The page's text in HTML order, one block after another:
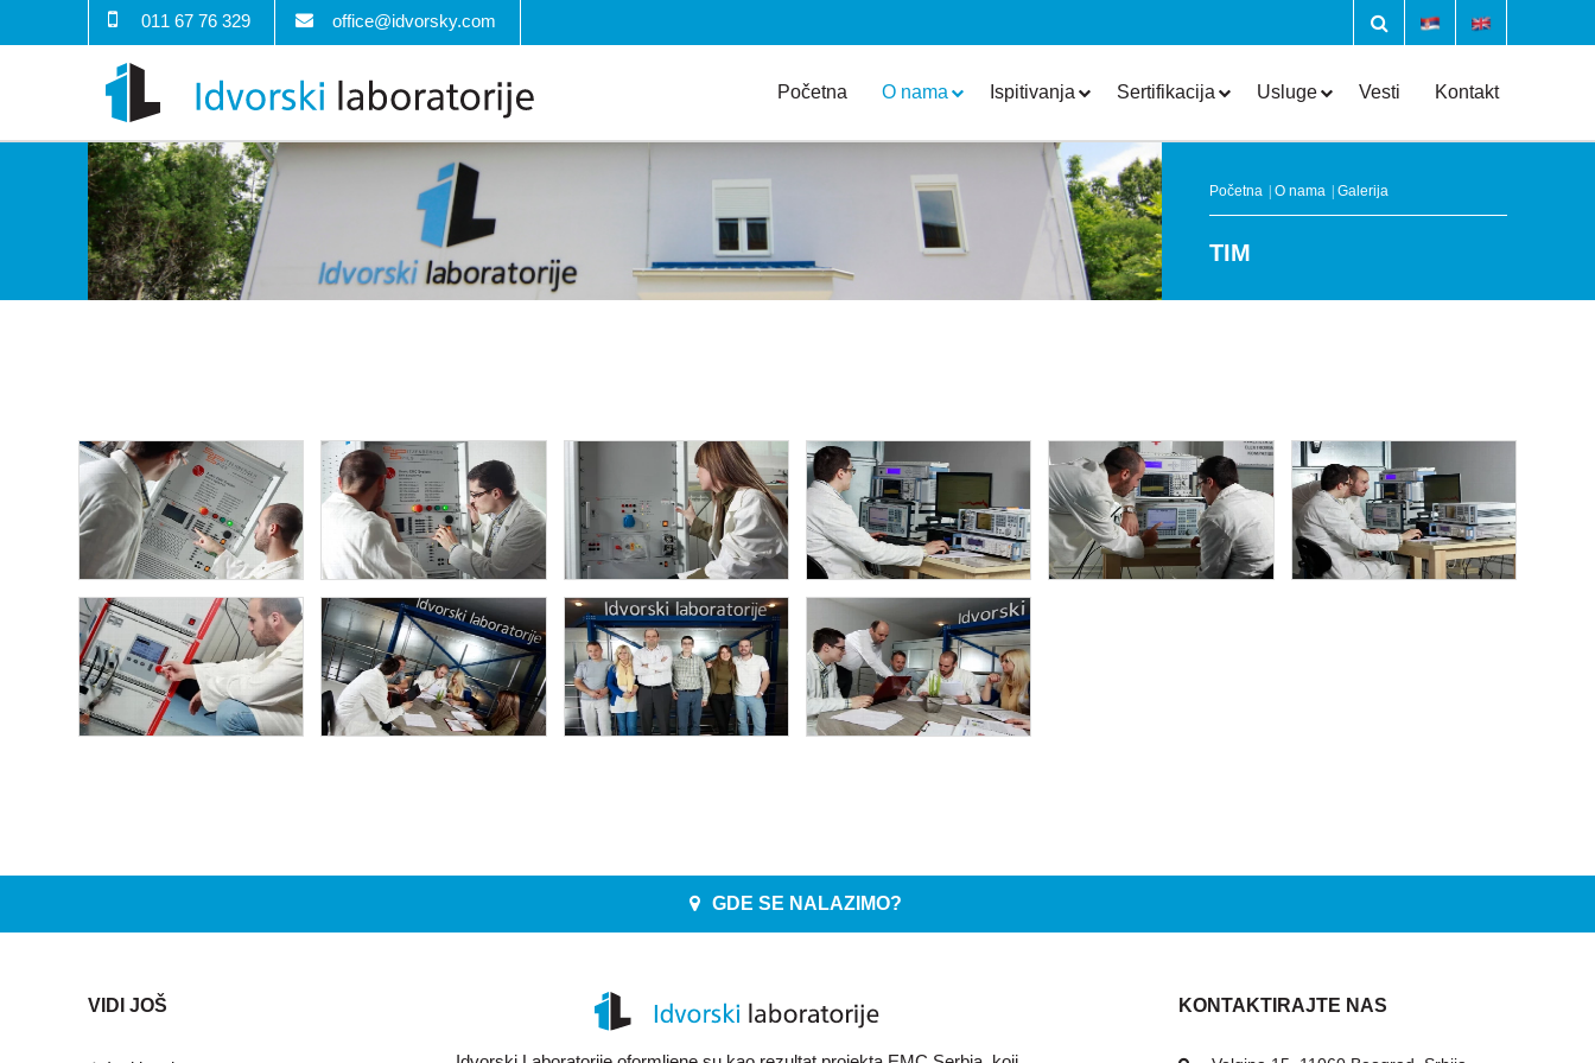
011 67 76 329 office@idvorsky.com
Početna O nama Ispitivanja Sertifikacija Usluge Vesti Kontakt
Početna O nama Galerija
TIM
GDE SE NALAZIMO?
VIDI JOŠ KONTAKTIRAJTE NAS